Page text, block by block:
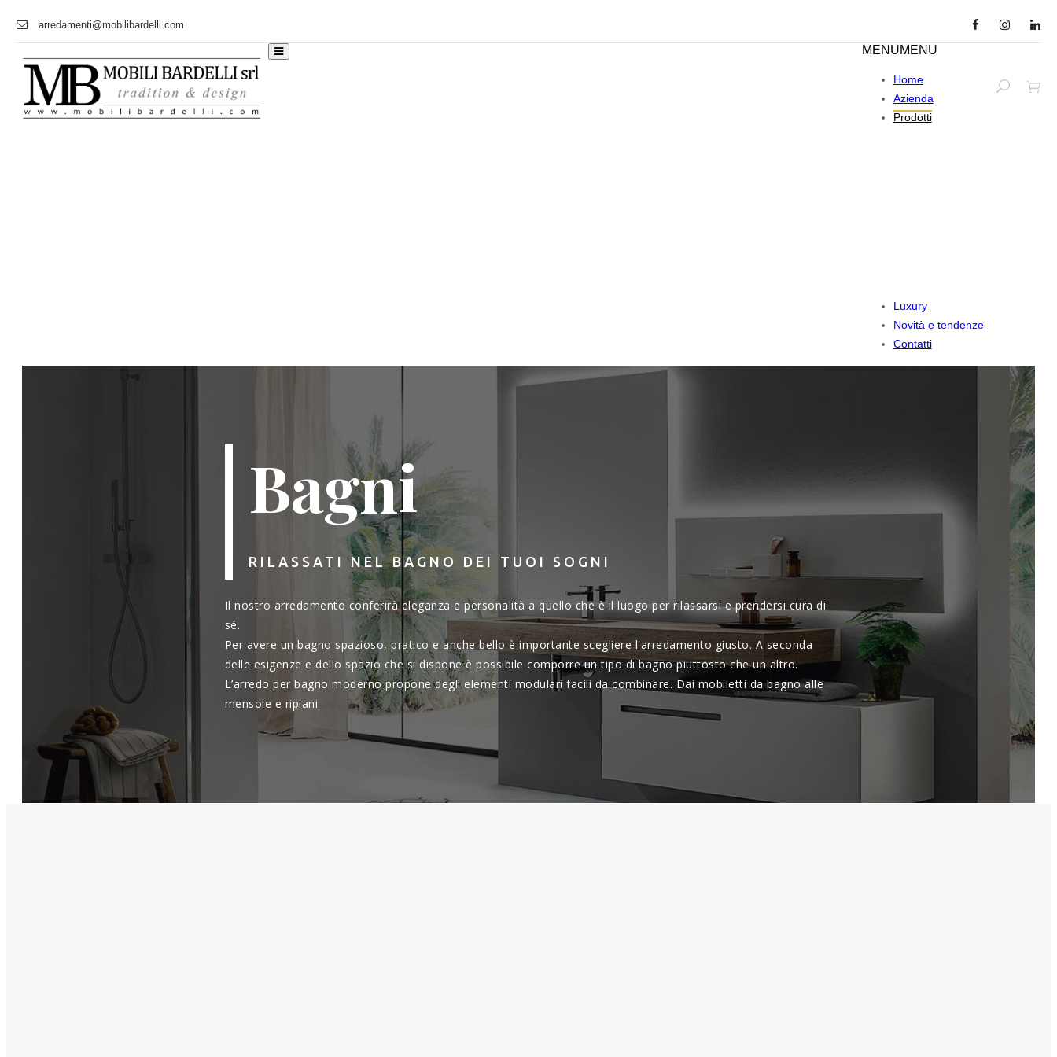
arredamenti@mobilibardelli.com
MENUMENU
Home
Azienda
Prodotti
Luxury
Novità e tendenze
Contatti
Bagni
RILASSATI NEL BAGNO DEI TUOI SOGNI
Il nostro arredamento conferirà eleganza e personalità a quello che è il luogo per rilassarsi e prendersi cura di
sé.
Per avere un bagno spazioso, pratico e anche bello è importante scegliere l'arredamento giusto. A seconda
delle esigenze e dello spazio che si dispone è possibile comporre un tipo di bagno piuttosto che un altro.
L’arredo per bagno moderno propone degli elementi modulari facili da combinare. Dai mobiletti da bagno alle
mensole e ripiani.